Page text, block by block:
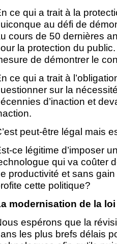
ce qui a trait à la
au défi de
cours de 50 dernières
la protection du
de démontrer le
ce qui a trait à
sur la
d’inaction et
peut-être légal mais
ce légitime d’imposer
qui va coûter
productivité et sans
cette politique?
modernisation de la
espérons que la
les plus brefs délais